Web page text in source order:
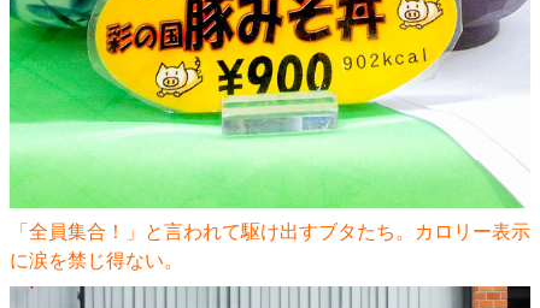
「全員集合！」と言われて駆け出すブタたち。カロリー表示
に涙を禁じ得ない。